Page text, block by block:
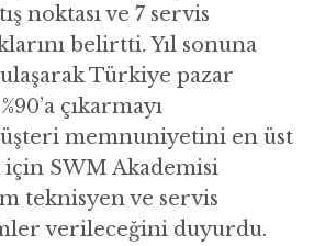
noktası ve 7 servis
belirtti. Yıl sonuna
Türkiye pazar
çıkarmayı
memnuniyetini en üst
SWM Akademisi
teknisyen ve servis
verileceğini duyurdu.